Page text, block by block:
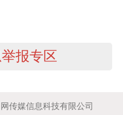
报专区
传媒信息科技有限公司